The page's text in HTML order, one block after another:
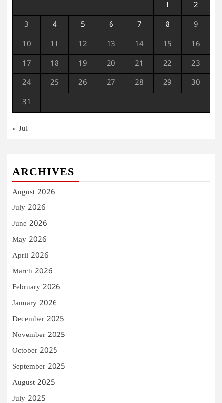
1 2
3 4 5 6 7 8 9
10 11 12 13 14 15 16
17 18 19 20 21 22 23
24 25 26 27 28 29 30
31
« Jul
ARCHIVES
August 2026
July 2026
June 2026
May 2026
April 2026
March 2026
February 2026
January 2026
December 2025
November 2025
October 2025
September 2025
August 2025
July 2025